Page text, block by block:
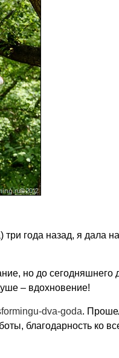
три года назад, я дала
но до сегодняшнего
– вдохновение!
dva-goda.
благодарность ко